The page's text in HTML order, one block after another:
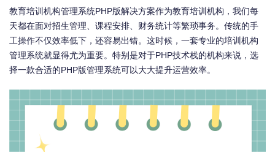
教育培训机构管理系统PHP版解决方案作为教育培训机构，我们每
天都在面对招生管理、课程安排、财务统计等繁琐事务。传统的手
工操作不仅效率低下，还容易出错。这时候，一套专业的培训机构
管理系统就显得尤为重要。特别是对于PHP技术栈的机构来说，选
择一款合适的PHP版管理系统可以大大提升运营效率。